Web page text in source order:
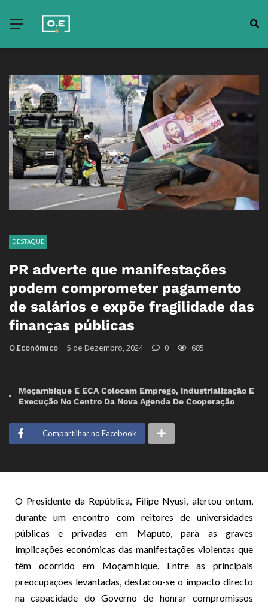
DESTAQUE
PR adverte que manifestações
podem comprometer pagamento
de salários e expõe fragilidade das
finanças públicas
O.Económico 5 de Dezembro, 2024 0 685
Moçambique E ECA Colocam Emprego, Industrialização E
Execução No Centro Da Nova Agenda De Cooperação
Compartilhar no Facebook
O Presidente da República, Filipe Nyusi, alertou ontem,
durante um encontro com reitores de universidades
públicas e privadas em Maputo, para as graves
implicações económicas das manifestações violentas que
têm ocorrido em Moçambique. Entre as principais
preocupações levantadas, destacou-se o impacto directo
na capacidade do Governo de honrar compromissos